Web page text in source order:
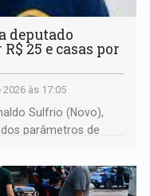
deputado
25 e casas por
às 17:05
Sulfrio (Novo),
parâmetros de